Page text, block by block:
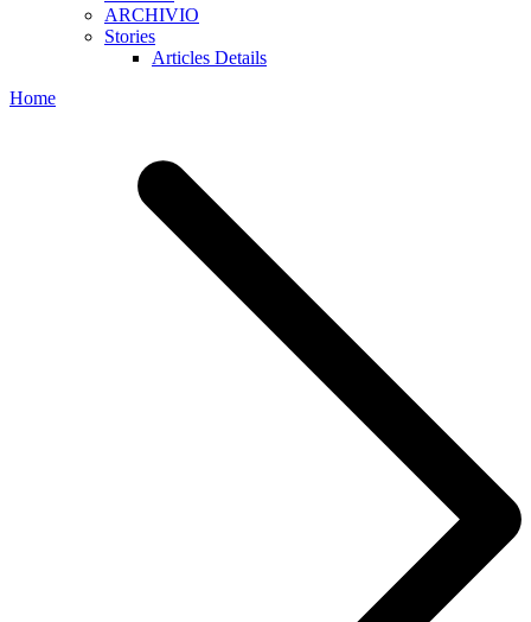
ARCHIVIO
Stories
Articles Details
Home